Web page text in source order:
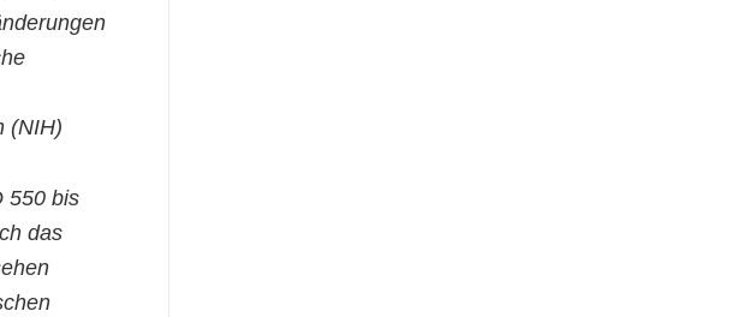
(NIH)
550 bis
das